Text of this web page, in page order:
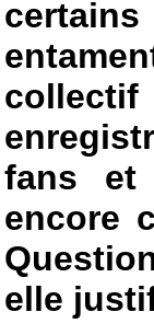
fans et
encore
elle